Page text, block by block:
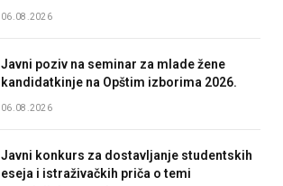
06.08.2026
Javni poziv na seminar za mlade žene
kandidatkinje na Opštim izborima 2026.
06.08.2026
Javni konkurs za dostavljanje studentskih
eseja i istraživačkih priča o temi